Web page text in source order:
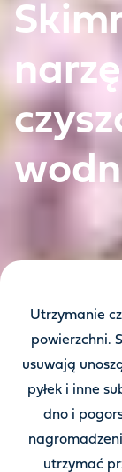
Utrzymanie
powierzchni.
usuwają
pyłek i inne
dno i
utrzymać